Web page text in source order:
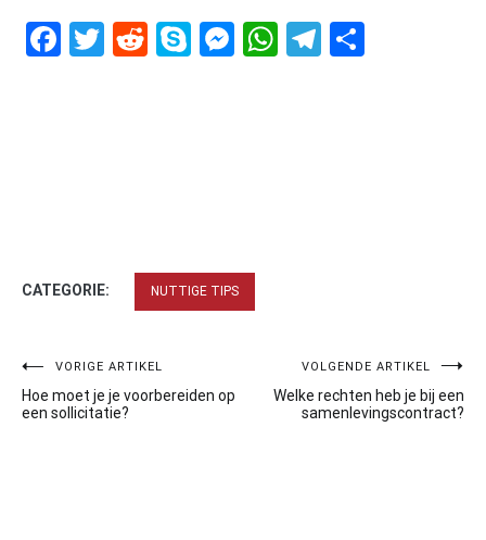
Facebook
Twitter
RedditSkypeMessenger
WhatsApp
Telegram
CATEGORIE: NUTTIGE TIPS
Bericht
navigatie
VORIGE ARTIKEL
Hoe moet je je voorbereiden op
een sollicitatie?
VOLGENDE ARTIKEL
Welke rechten heb je bij een
samenlevingscontract?